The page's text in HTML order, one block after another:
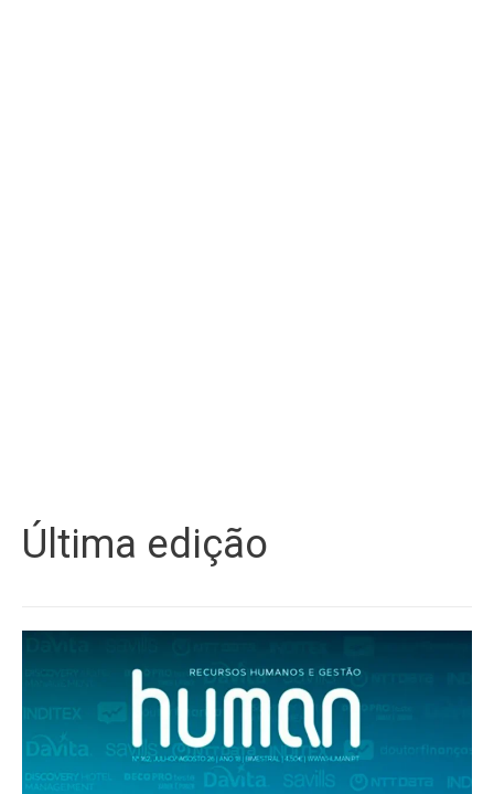
Última edição